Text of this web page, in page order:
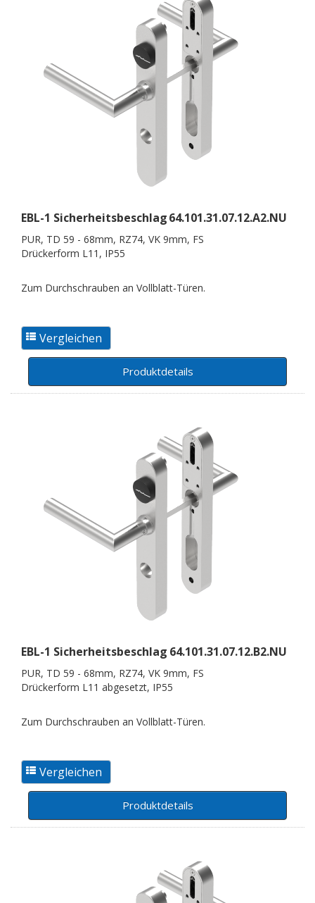
EBL-1 Sicherheitsbeschlag64.101.31.07.12.A2.NU
PUR, TD 59 - 68mm, RZ74, VK 9mm, FS
Drückerform L11, IP55
Zum Durchschrauben an Vollblatt-Türen.
Produktdetails
EBL-1 Sicherheitsbeschlag 64.101.31.07.12.B2.NU
PUR, TD 59 - 68mm, RZ74, VK 9mm, FS
Drückerform L11 abgesetzt, IP55
Zum Durchschrauben an Vollblatt-Türen.
Produktdetails